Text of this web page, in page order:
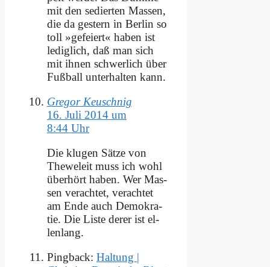
mit den se­dier­ten Mas­sen,
die da ge­stern in Ber­lin so
toll »ge­fei­ert« ha­ben ist
le­dig­lich, daß man sich
mit ih­nen schwer­lich über
Fuß­ball un­ter­hal­ten kann.
Gregor Keuschnig
16. Juli 2014 um
8:44 Uhr
Die klu­gen Sät­ze von
The­we­leit muss ich wohl
über­hört ha­ben. Wer Mas­
sen ver­ach­tet, ver­ach­tet
am En­de auch De­mo­kra­
tie. Die Li­ste de­rer ist el­
len­lang.
Pingback: Haltung |